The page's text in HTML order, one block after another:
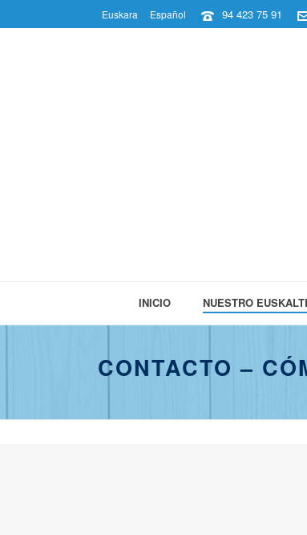
Euskara Español 94 423 75 91
INICIO NUESTRO
CONTACTO –